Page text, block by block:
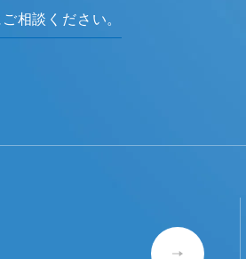
相談ください。